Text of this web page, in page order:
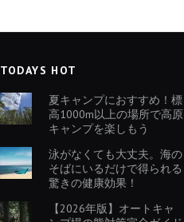
TODAYS HOT
夏キャンプにおすすめ！標
高1000m以上の場所で高原
キャンプを楽しもう
泳がなくても大丈夫。海の
そばにいるだけで得られる
驚きの健康効果！
【2026年版】オートキャ